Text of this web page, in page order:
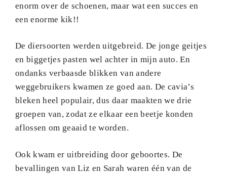
enorm over de schoenen, maar wat een succes en
een enorme kik!!
De diersoorten werden uitgebreid. De jonge geitjes
en biggetjes pasten wel achter in mijn auto. En
ondanks verbaasde blikken van andere
weggebruikers kwamen ze goed aan. De cavia’s
bleken heel populair, dus daar maakten we drie
groepen van, zodat ze elkaar een beetje konden
aflossen om geaaid te worden.
Ook kwam er uitbreiding door geboortes. De
bevallingen van Liz en Sarah waren één van de